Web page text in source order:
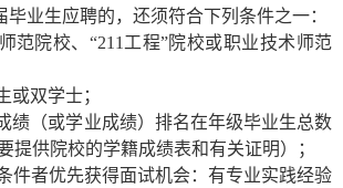
毕业生应聘的，还须符合下列条件之一：
范院校、“211工程”院校或职业技术师范
或双学士；
绩（或学业成绩）排名在年级毕业生总数
提供院校的学籍成绩表和有关证明）；
件者优先获得面试机会： 有专业实践经验